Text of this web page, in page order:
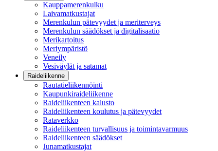
Kauppamerenkulku
Laivamatkustajat
Merenkulun pätevyydet ja meriterveys
Merenkulun säädökset ja digitalisaatio
Merikartoitus
Meriympäristö
Veneily
Vesiväylät ja satamat
Raideliikenne
Rautatieliikennöinti
Kaupunkiraideliikenne
Raideliikenteen kalusto
Raideliikenteen koulutus ja pätevyydet
Rataverkko
Raideliikenteen turvallisuus ja toimintavarmuus
Raideliikenteen säädökset
Junamatkustajat